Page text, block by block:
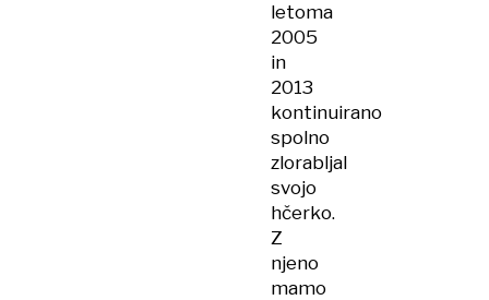
letoma
2005
in
2013
kontinuirano
spolno
zlorabljal
svojo
hčerko.
Z
njeno
mamo